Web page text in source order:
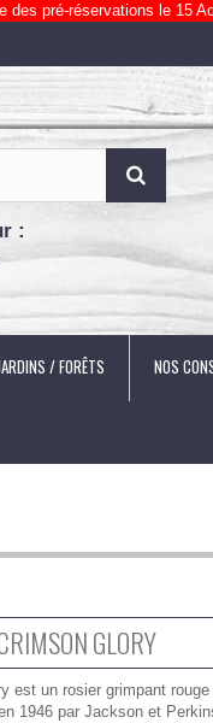
des pré-réservations le 15
:
/ FORÊTS NOS
GLORY
est un rosier grimpant
1946 par Jackson et